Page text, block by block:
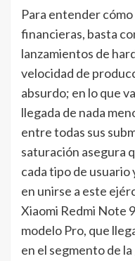
Para entender
financieras, basta
lanzamientos de
velocidad de
absurdo; en lo que
llegada de nada
entre todas sus
saturación asegura
cada tipo de usuario
en unirse a este
Xiaomi Redmi Note
modelo Pro, que
en el segmento de